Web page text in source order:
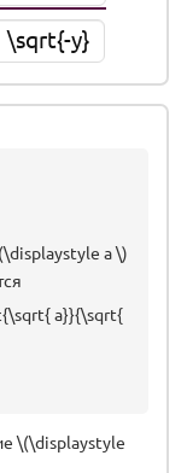
\sqrt{-y}
a \)
a}}{\sqrt{
\(\displaystyle